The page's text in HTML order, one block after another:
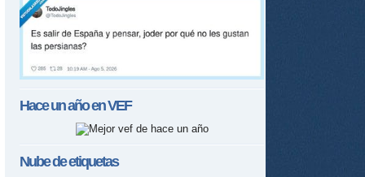
Hace un año enVEF
Nube de etiquetas